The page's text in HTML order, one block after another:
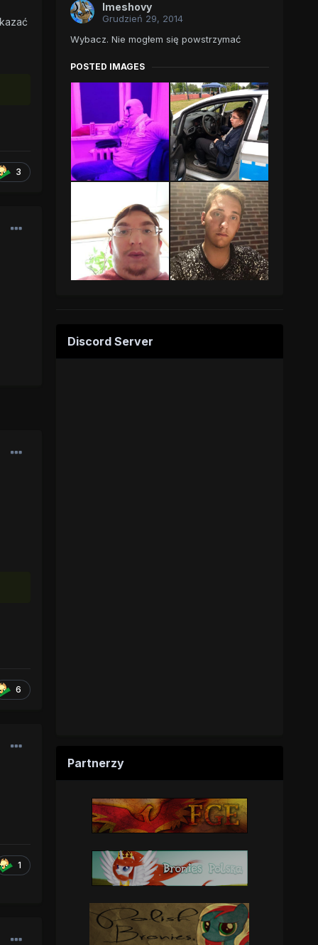
3
6
1
Imeshovy
Grudzień 29, 2014
Wybacz. Nie mogłem się powstrzymać
POSTED IMAGES
Discord Server
Partnerzy